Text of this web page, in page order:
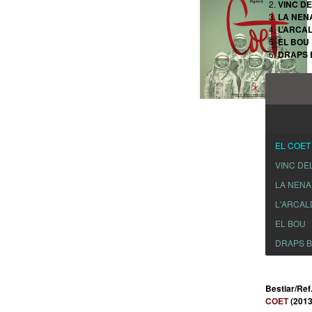
VINC
LA
EL BOU
DRAPS
EL COET
VINC
LA NENA
EL BOU
DRAPS
Bestiar/
COET